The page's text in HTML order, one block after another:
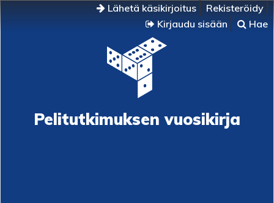
Lähetä käsikirjoitus
Rekisteröidy
Kirjaudu sisään
Hae
Pelitutkimuksen vuosikirja